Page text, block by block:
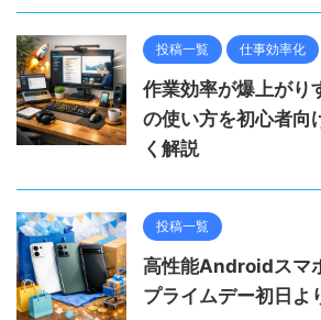
投稿一覧 仕事効率化
作業効率が爆上がり
の使い方を初心者向
く解説
投稿一覧
高性能Androidスマ
プライムデー初日よ